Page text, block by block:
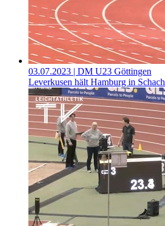
03.07.2023 | DM U23 Göttingen
Leverkusen hält Hamburg in Schach